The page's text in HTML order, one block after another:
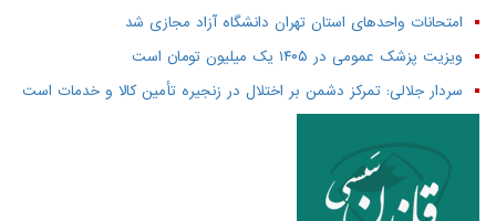
امتحانات واحدهای استان تهران دانشگاه آزاد مجازی شد
ویزیت پزشک عمومی در ۱۴۰۵ یک میلیون تومان است
سردار جلالی: تمرکز دشمن بر اختلال در زنجیره تأمین کالا و خدمات است